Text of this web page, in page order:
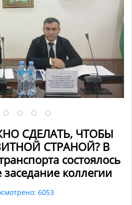
СДЕЛАТЬ, ЧТОБЫ
СТРАНОЙ? В
состоялось
коллегии
6053